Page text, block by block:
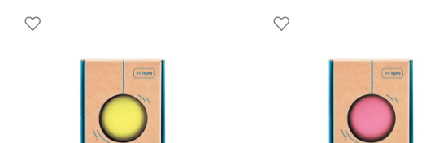
Floss and Rock